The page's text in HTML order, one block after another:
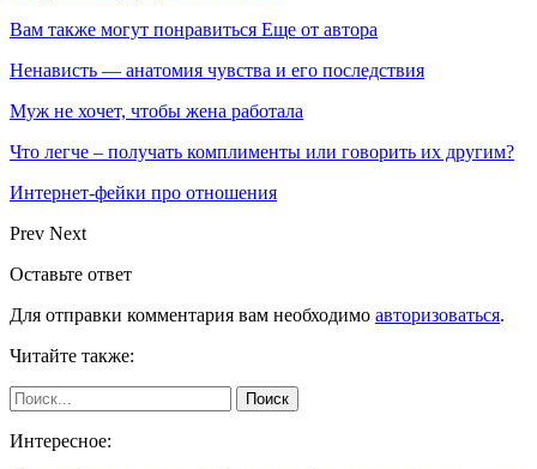
Вам также могут понравиться Еще от автора
Ненависть — анатомия чувства и его последствия
Муж не хочет, чтобы жена работала
Что легче – получать комплименты или говорить их другим?
Интернет-фейки про отношения
Prev Next
Оставьте ответ
Для отправки комментария вам необходимо авторизоваться.
Читайте также:
Интересное: